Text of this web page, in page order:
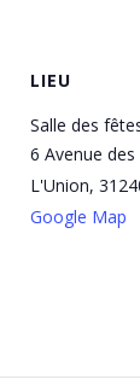
LIEU
Salle des
6 Avenue des
L'Union,
Google Map